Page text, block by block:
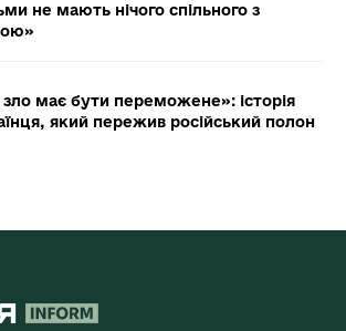
не мають нічого спільного з
має бути переможене»: історія
який пережив російський полон